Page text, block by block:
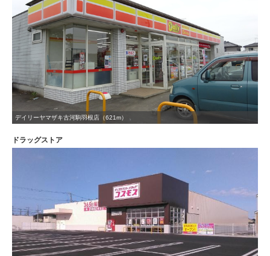
デイリーヤマザキ古河駒羽根店（621m）
ドラッグストア